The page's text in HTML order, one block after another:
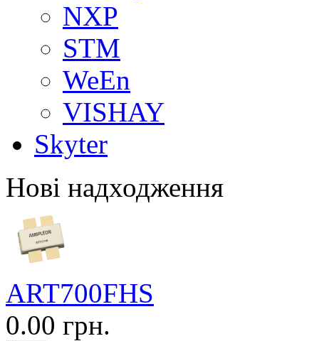
NXP
STM
WeEn
VISHAY
Skyter
Нові надходження
ART700FHS
0.00 грн.